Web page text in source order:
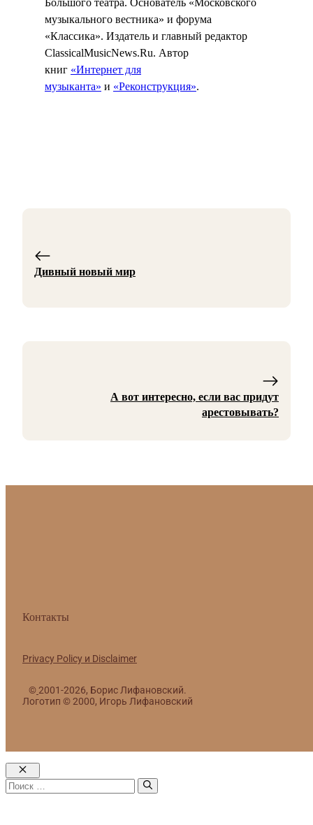
Большого театра. Основатель «Московского
музыкального вестника» и форума
«Классика». Издатель и главный редактор
ClassicalMusicNews.Ru. Автор
книг «Интернет для
музыканта» и «Реконструкция».
Дивный новый мир
А вот интересно, если вас придут
арестовывать?
Контакты
©2001-2026, Борис Лифановский.
Логотип © 2000, Игорь Лифановский
Privacy Policy и Disclaimer
Закрыть
Поиск: